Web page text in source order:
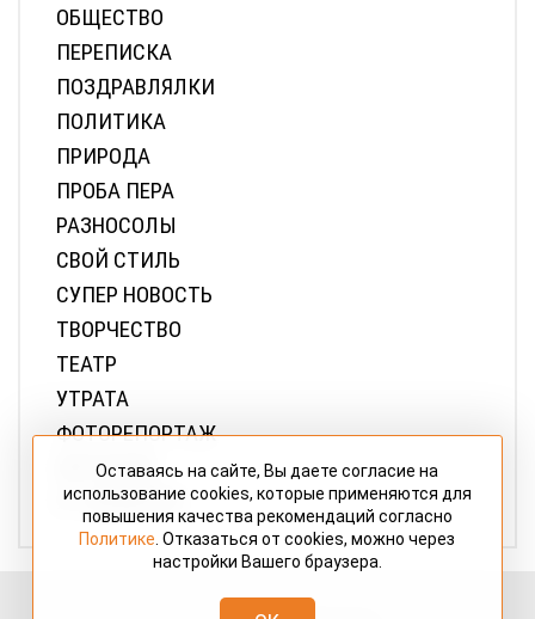
ОБЩЕСТВО
ПЕРЕПИСКА
ПОЗДРАВЛЯЛКИ
ПОЛИТИКА
ПРИРОДА
ПРОБА ПЕРА
РАЗНОСОЛЫ
СВОЙ СТИЛЬ
СУПЕР НОВОСТЬ
ТВОРЧЕСТВО
ТЕАТР
УТРАТА
ФОТОРЕПОРТАЖ
ШУТОЧКИ
Я - РЕПОРТЕР
Оставаясь на сайте, Вы даете согласие на
использование cookies, которые применяются для
повышения качества рекомендаций согласно
Политике . Отказаться от cookies, можно через
настройки Вашего браузера.